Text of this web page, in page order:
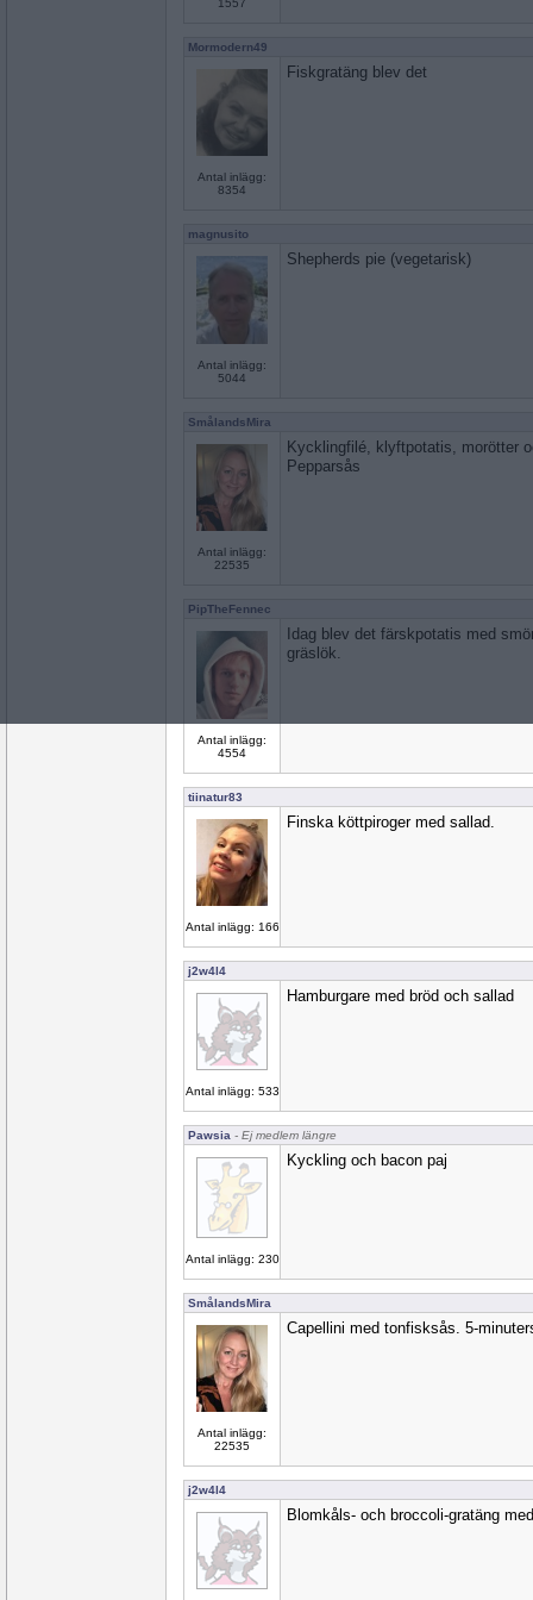
1557
Mormodern49
Antal inlägg:
8354
Fiskgratäng blev det
magnusito
Antal inlägg:
5044
Shepherds pie (vegetarisk)
SmålandsMira
Antal inlägg:
22535
Kycklingfilé, klyftpotatis, morötter
Pepparsås
PipTheFennec
Antal inlägg:
4554
Idag blev det färskpotatis med
gräslök.
tiinatur83
Antal inlägg: 166
Finska köttpiroger med sallad.
j2w4l4
Antal inlägg: 533
Hamburgare med bröd och sallad
Pawsia - Ej medlem längre
Antal inlägg: 230
Kyckling och bacon paj
SmålandsMira
Antal inlägg:
22535
Capellini med tonfisksås. 5-
j2w4l4
Blomkåls- och broccoli-gratäng